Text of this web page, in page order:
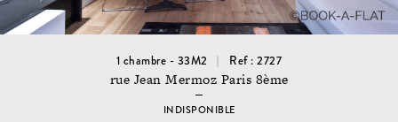
1 chambre - 33M2 Ref : 2727
rue Jean Mermoz Paris 8ème
INDISPONIBLE